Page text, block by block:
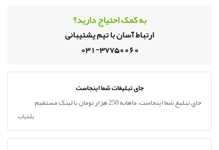
به کمک احتیاج دارید؟
ارتباط آسان با تیم پشتیبانی
031-37750060
جای تبلیغات شما اینجاست
جای تبلیغ شما اینجاست، ماهانه 250 هزار تومان با لینک مستقیم
بلدیاب